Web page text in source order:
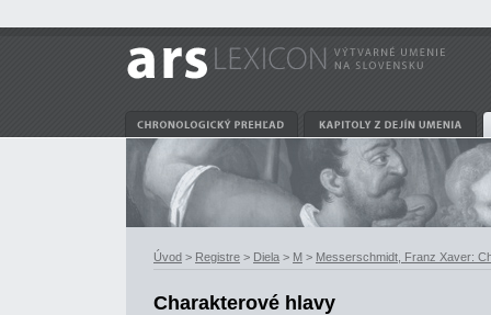
Úvod > Registre > Diela > M > Messerschmidt, Franz Xaver:
Charakterové hlavy